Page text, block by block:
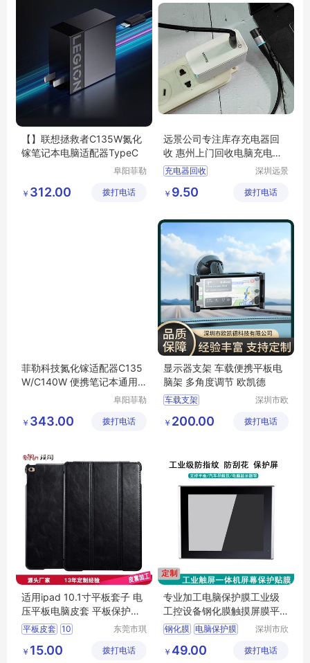
【】联想拯救者C135W氮化
镓笔记本电脑适配器TypeC
阜阳菲勒
公司
￥ 312.00 拨打电话
远景公司专注库存充电器回
收 惠州上门回收电脑充电
器、电源适配器
充电器回收
惠州手机充电器回收
深圳远景
有限公司
￥ 9.50 拨打电话
菲勒科技氮化镓适配器C135
W/C140W 便携笔记本通用
阜阳菲勒
公司
￥ 343.00 拨打电话
显示器支架 车载便携平板电
脑架 多角度调节 欧凯德
车载支架
工控电脑支架
深圳市欧
有限公司
￥ 200.00 拨打电话
适用ipad 10.1寸平板套子 电
压平板电脑皮套 平板保护套
加工定制厂家
平板皮套 10
1寸平板皮套
东莞市琪
限公司
￥ 15.00 拨打电话
专业加工电脑保护膜工业级
工控设备钢化膜触摸屏膜平
板屏幕贴防爆
钢化膜 电脑保护膜
工控设备保护膜
深圳市欣
限公司
￥ 49.00 拨打电话